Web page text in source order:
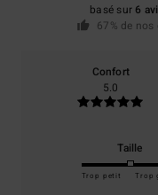
basé sur 6
67% de
Confort
5.0
Taille
Trop petit Trop